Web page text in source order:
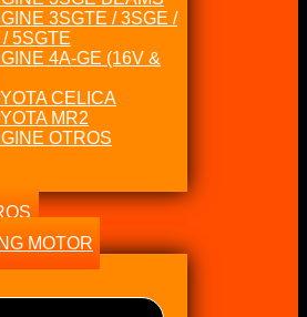
3SGTE / 3SGE /
5SGTE
4A-GE (16V &
CELICA
MR2
OTROS
MOTOR